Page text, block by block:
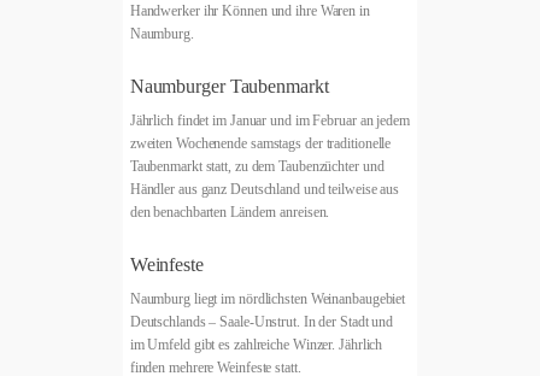
Handwerker ihr Können und ihre Waren in
Naumburg.
Naumburger Taubenmarkt
Jährlich findet im Januar und im Februar an jedem
zweiten Wochenende samstags der traditionelle
Taubenmarkt statt, zu dem Taubenzüchter und
Händler aus ganz Deutschland und teilweise aus
den benachbarten Ländern anreisen.
Weinfeste
Naumburg liegt im nördlichsten Weinanbaugebiet
Deutschlands – Saale-Unstrut. In der Stadt und
im Umfeld gibt es zahlreiche Winzer. Jährlich
finden mehrere Weinfeste statt.